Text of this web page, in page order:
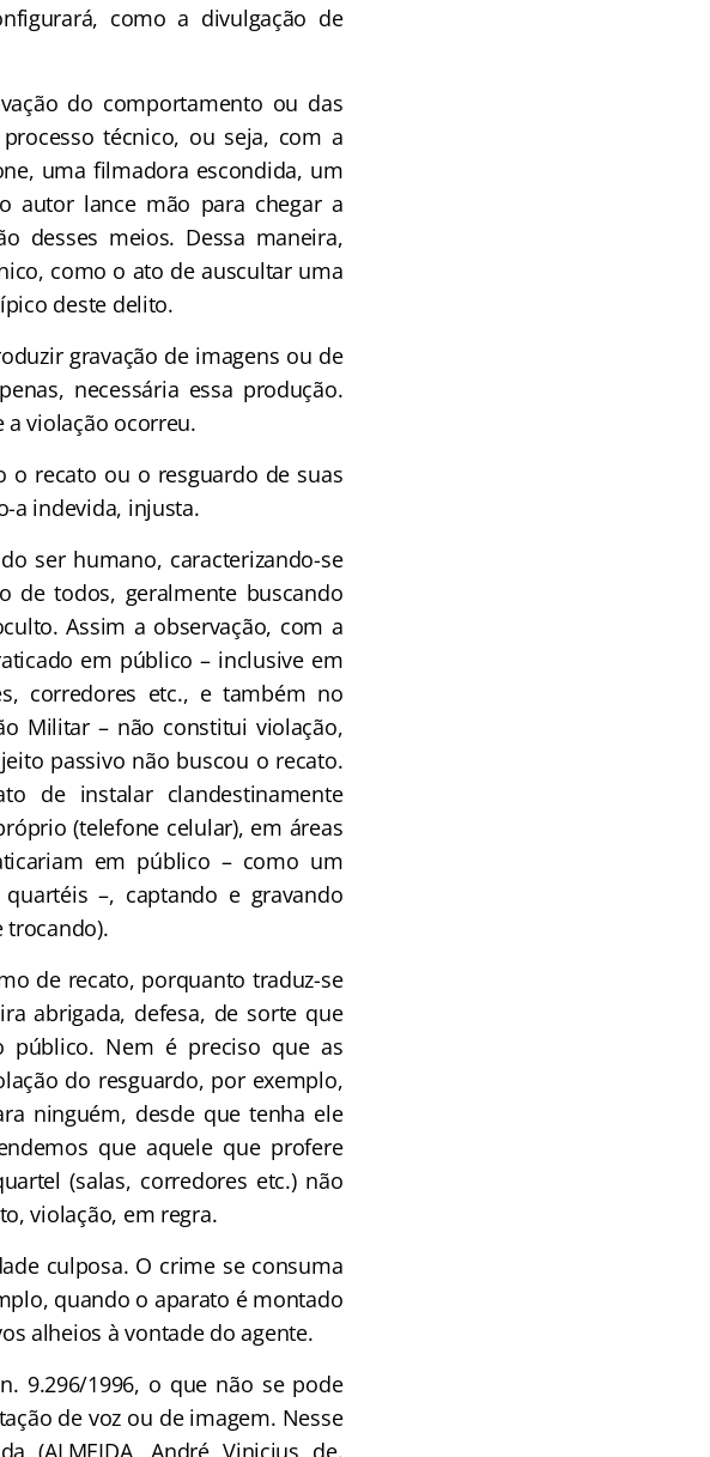
como a divulgação de
do comportamento ou das
técnico, ou seja, com a
uma filmadora escondida, um
autor lance mão para chegar a
desses meios. Dessa maneira,
como o ato de auscultar uma
deste delito.
gravação de imagens ou de
necessária essa produção.
a violação ocorreu.
o recato ou o resguardo de suas
a indevida, injusta.
ser humano, caracterizando-se
de todos, geralmente buscando
Assim a observação, com a
em público – inclusive em
corredores etc., e também no
Militar – não constitui violação,
passivo não buscou o recato.
de instalar clandestinamente
(telefone celular), em áreas
em público – como um
–, captando e gravando
trocando).
de recato, porquanto traduz-se
abrigada, defesa, de sorte que
público. Nem é preciso que as
do resguardo, por exemplo,
ninguém, desde que tenha ele
que aquele que profere
(salas, corredores etc.) não
violação, em regra.
culposa. O crime se consuma
quando o aparato é montado
alheios à vontade do agente.
9.296/1996, o que não se pode
de voz ou de imagem. Nesse
(ALMEIDA, André Vinicius de.